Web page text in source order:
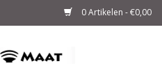
0 Artikelen - €0,00